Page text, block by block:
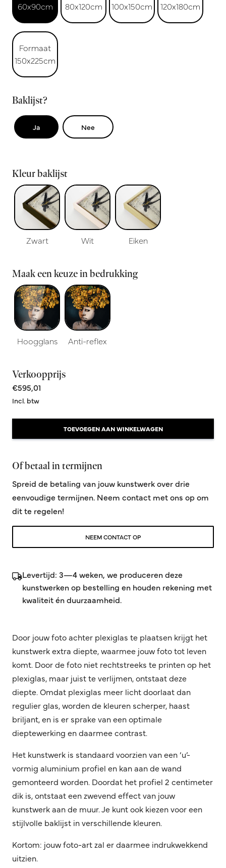
60x90cm
80x120cm
100x150cm
120x180cm
Formaat
150x225cm
Baklijst?
Ja Nee
Kleur baklijst
Zwart Wit Eiken
Maak een keuze in bedrukking
Hoogglans Anti-reflex
Verkoopprijs
€595,01
Incl. btw
TOEVOEGEN AAN WINKELWAGEN
Of betaal in termijnen
Spreid de betaling van jouw kunstwerk over drie
eenvoudige termijnen. Neem contact met ons op om
dit te regelen!
NEEM CONTACT OP
Levertijd: 3—4 weken, we produceren deze
kunstwerken op bestelling en houden rekening met
kwaliteit én duurzaamheid.
Door jouw foto achter plexiglas te plaatsen krijgt het
kunstwerk extra diepte, waarmee jouw foto tot leven
komt. Door de foto niet rechtstreeks te printen op het
plexiglas, maar juist te verlijmen, ontstaat deze
diepte. Omdat plexiglas meer licht doorlaat dan
regulier glas, worden de kleuren scherper, haast
briljant, en is er sprake van een optimale
dieptewerking en daarmee contrast.
Het kunstwerk is standaard voorzien van een ‘u’-
vormig aluminium profiel en kan aan de wand
gemonteerd worden. Doordat het profiel 2 centimeter
dik is, ontstaat een zwevend effect van jouw
kunstwerk aan de muur. Je kunt ook kiezen voor een
stijlvolle baklijst in verschillende kleuren.
Kortom: jouw foto-art zal er daarmee indrukwekkend
uitzien.